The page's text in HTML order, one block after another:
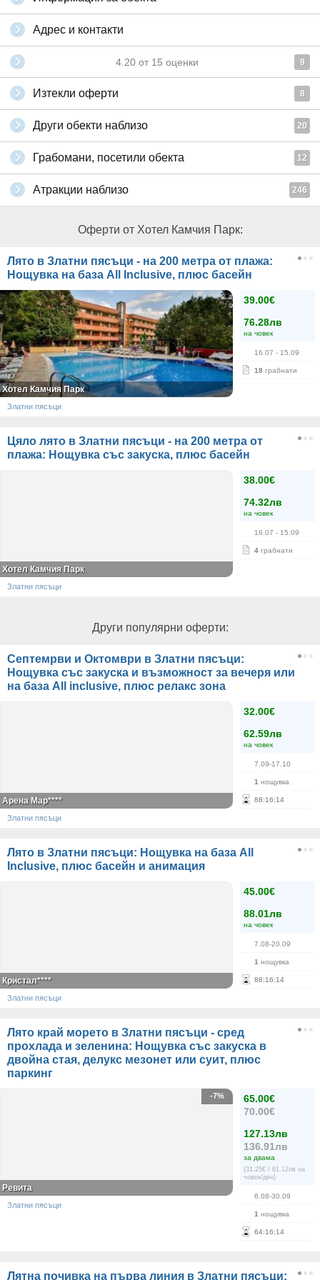
Адрес и контакти
4.20 от 15 оценки 9
Изтекли оферти 8
Други обекти наблизо 20
Грабомани, посетили обекта 12
Атракции наблизо 246
Оферти от Хотел Камчия Парк:
Лято в Златни пясъци - на 200 метра от плажа:
Нощувка на база All Inclusive, плюс басейн
39.00€
76.28лв
на човек
16.07 - 15.09
18 грабнати
Хотел Камчия Парк
Златни пясъци
Цяло лято в Златни пясъци - на 200 метра от
плажа: Нощувка със закуска, плюс басейн
38.00€
74.32лв
на човек
16.07 - 15.09
4 грабнати
Хотел Камчия Парк
Златни пясъци
Други популярни оферти:
Септемрви и Октомври в Златни пясъци:
Нощувка със закуска и възможност за вечеря или
на база Аll inclusive, плюс релакс зона
32.00€
62.59лв
на човек
7.09-17.10
1 нощувка
88:16:14
Арена Мар****
Златни пясъци
Лято в Златни пясъци: Нощувка на база All
Inclusive, плюс басейн и анимация
45.00€
88.01лв
на човек
7.08-20.09
1 нощувка
88:16:14
Кристал****
Златни пясъци
Лято край морето в Златни пясъци - сред
прохлада и зеленина: Нощувка със закуска в
двойна стая, делукс мезонет или суит, плюс
паркинг
65.00€
70.00€
127.13лв
136.91лв
за двама
(31.25€ / 61.12лв на
човек/ден)
6.08-30.09
1 нощувка
64:16:14
-7%
Ревита
Златни пясъци
Лятна почивка на първа линия в Златни пясъци: